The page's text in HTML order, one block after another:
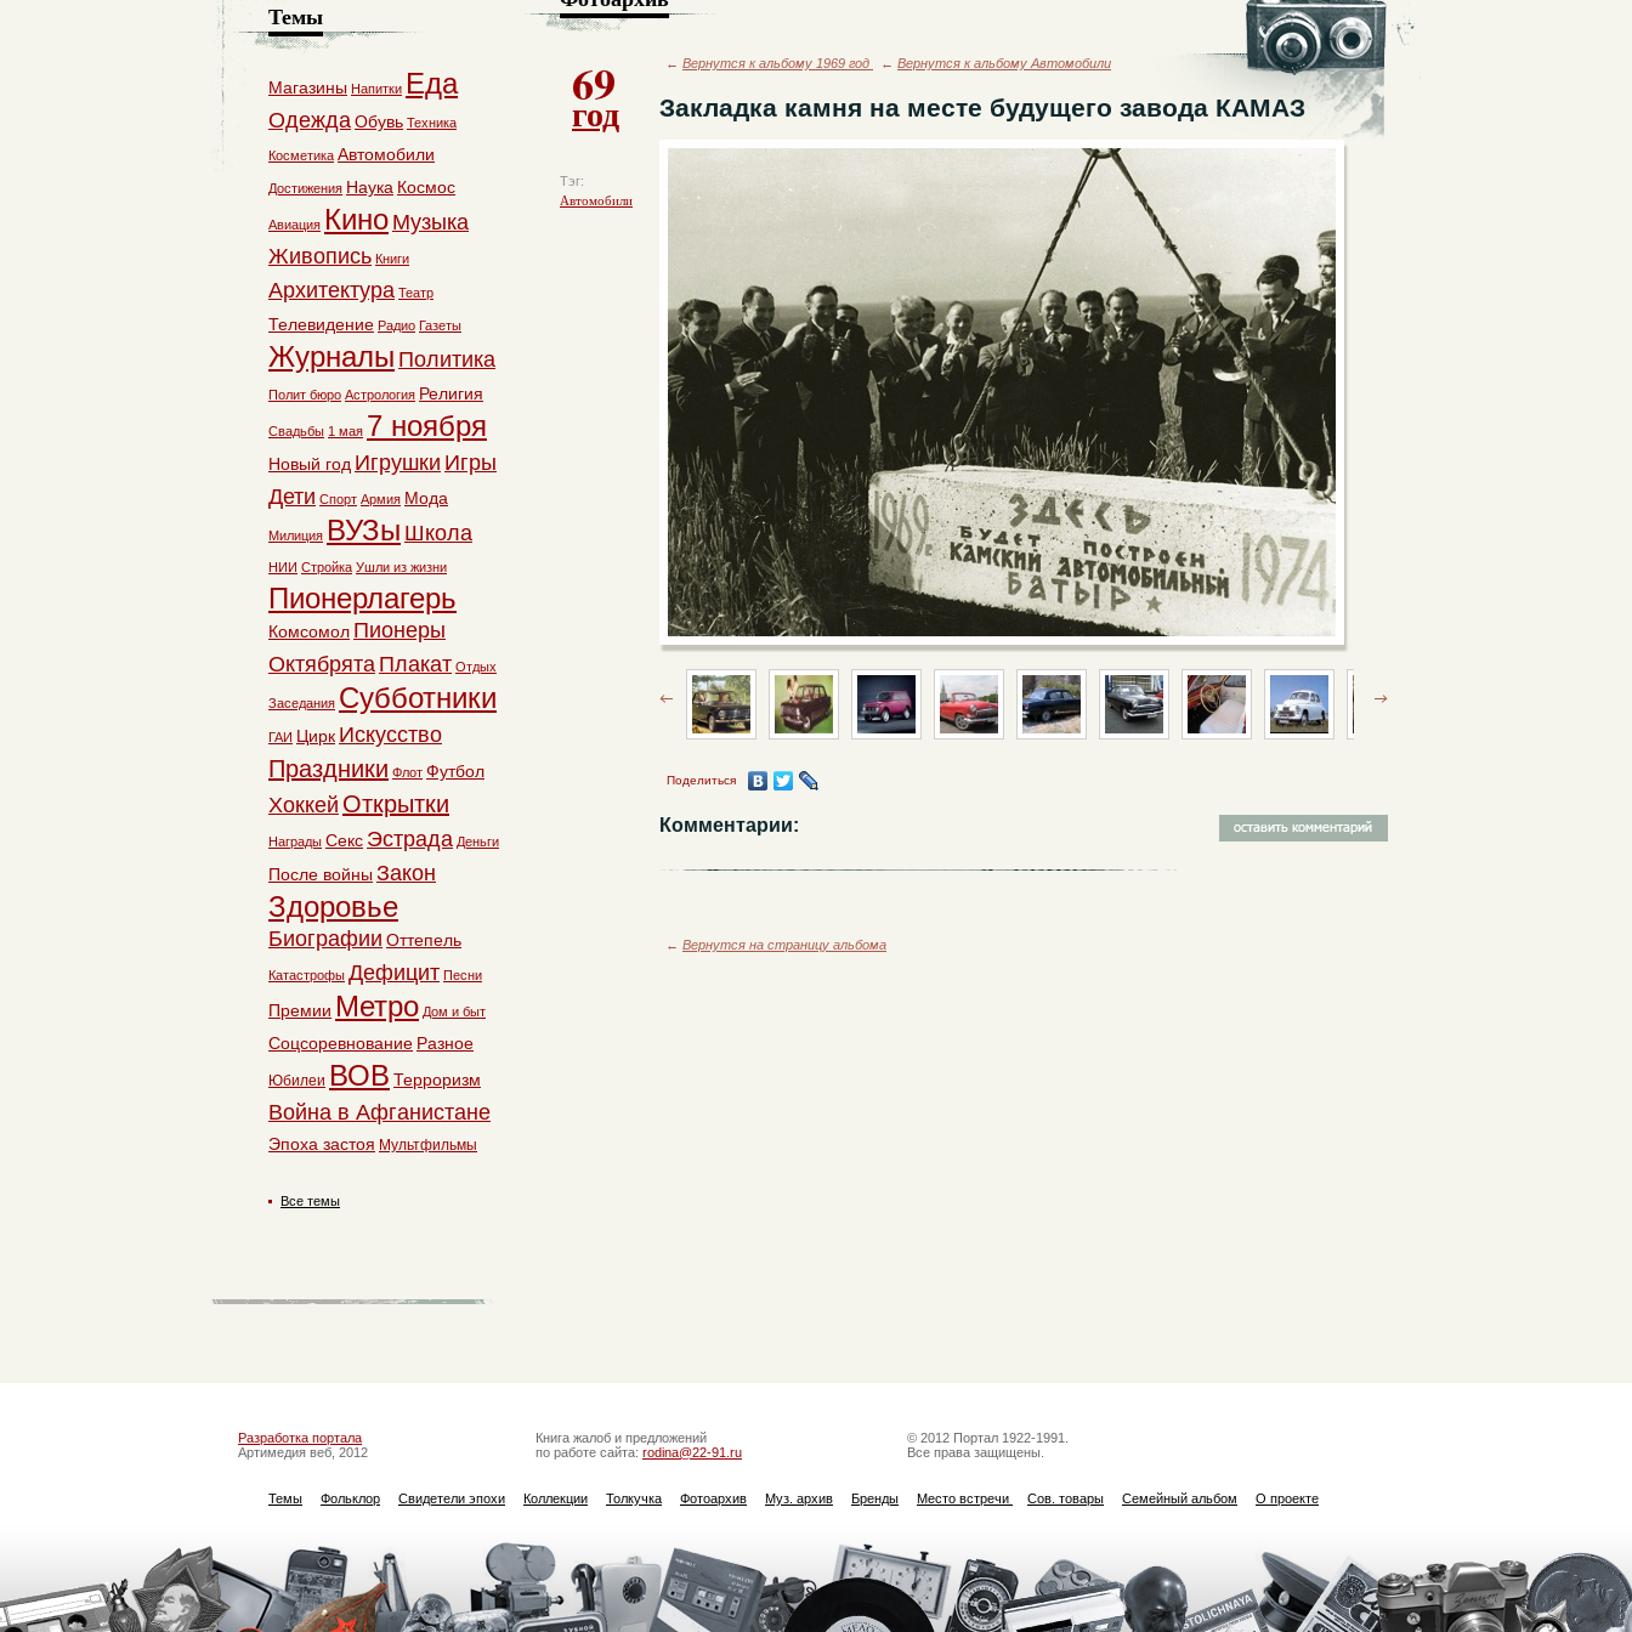
69
год
Тэг:
Автомобили
← Вернутся к альбому 1969 год ← Вернутся к альбому Автомобили
Закладка камня на месте будущего завода КАМАЗ
Поделиться
Комментарии:
← Вернутся на страницу альбома
Темы
Магазины Напитки Еда
ОдеждаОбувь Техника
Косметика Автомобили
Достижения Наука Космос
Авиация Кино Музыка
Живопись Книги
Архитектура Театр
Телевидение Радио Газеты
Журналы Политика
Полит бюро Астрология Религия
Свадьбы 1 мая 7 ноября
Новый год Игрушки Игры
Дети Спорт Армия Мода
Милиция ВУЗы Школа
НИИ Стройка Ушли из жизни
Пионерлагерь
Комсомол Пионеры
Октябрята Плакат Отдых
Заседания Субботники
ГАИ Цирк Искусство
Праздники Флот Футбол
Хоккей Открытки
Награды Секс Эстрада Деньги
После войны Закон
Здоровье
Биографии Оттепель
Катастрофы Дефицит Песни
Премии Метро Дом и быт
Соцсоревнование Разное
Юбилеи ВОВ Терроризм
Война в Афганистане
Эпоха застоя Мультфильмы
Все темы
Разработка портала
Артимедия веб, 2012
Книга жалоб и предложений
по работе сайта: rodina@22-91.ru
© 2012 Портал 1922-1991.
Все права защищены.
Темы Фольклор Свидетели эпохи Коллекции Толкучка Фотоархив Муз. архив Бренды Место встречи Сов. товары Семейный альбом О проекте